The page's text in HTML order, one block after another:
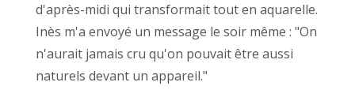
d'après-midi qui transformait tout en aquarelle.
Inès m'a envoyé un message le soir même : "On
n'aurait jamais cru qu'on pouvait être aussi
naturels devant un appareil."